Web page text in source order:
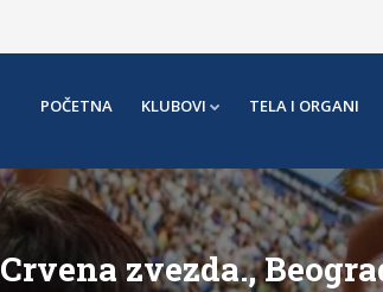
POČETNA KLUBOVI TELA I ORGANI
Crvena zvezda.,